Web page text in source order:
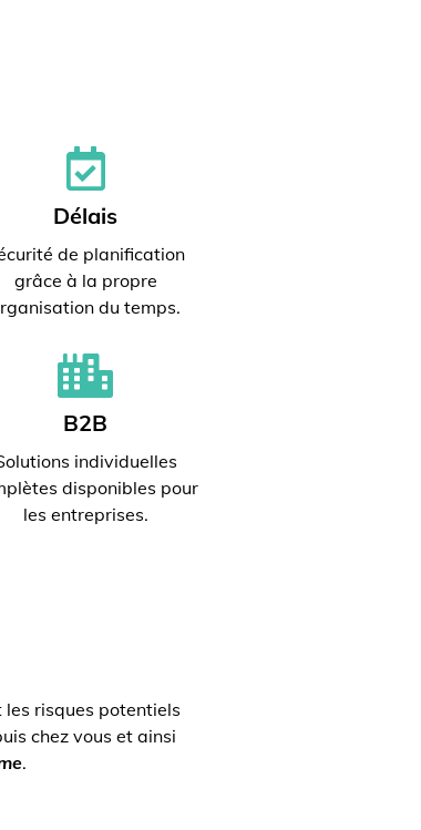
Délais
de planification
grâce à la propre
du temps.
B2B
individuelles
disponibles pour
les entreprises.
risques potentiels
chez vous et ainsi
.